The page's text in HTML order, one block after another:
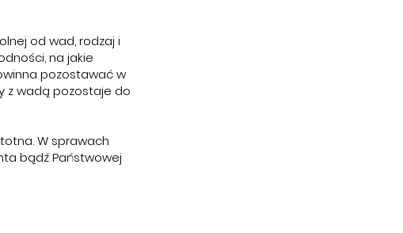
od wad, rodzaj i
na jakie
pozostawać w
z wadą pozostaje do
W sprawach
bądź Państwowej